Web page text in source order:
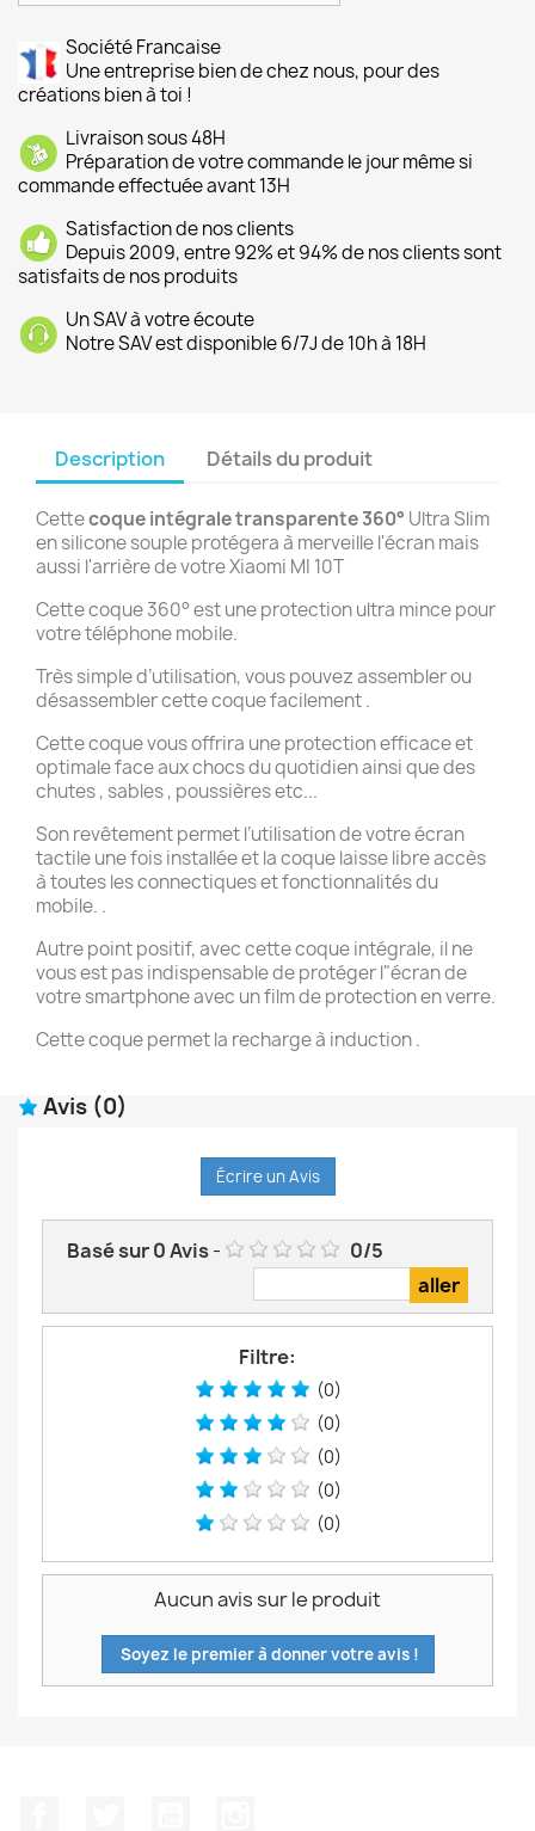
Société Francaise
Une entreprise bien de chez nous, pour des
créations bien à toi !
Livraison sous 48H
Préparation de votre commande le jour même si
commande effectuée avant 13H
Satisfaction de nos clients
Depuis 2009, entre 92% et 94% de nos clients sont
satisfaits de nos produits
Un SAV à votre écoute
Notre SAV est disponible 6/7J de 10h à 18H
Description Détails du produit
Cettecoque intégrale transparente 360° Ultra Slim
en silicone souple protégera à merveille l'écran mais
aussi l'arrière de votre Xiaomi MI 10T
Cette coque 360° est une protection ultra mince pour
votre téléphone mobile.
Très simple d’utilisation, vous pouvez assembler ou
désassembler cette coque facilement .
Cette coque vous offrira une protection efficace et
optimale face aux chocs du quotidien ainsi que des
chutes , sables , poussières etc...
Son revêtement permet l’utilisation de votre écran
tactile une fois installée et la coque laisse libre accès
à toutes les connectiques et fonctionnalités du
mobile. .
Autre point positif, avec cette coque intégrale, il ne
vous est pas indispensable de protéger l"écran de
votre smartphone avec un film de protection en verre.
Cette coque permet la recharge à induction .
Avis (0)
Écrire un Avis
Basé sur0Avis- 0/5
Filtre:
(0)
(0)
(0)
(0)
(0)
Aucun avis sur le produit
Soyez le premier à donner votre avis !